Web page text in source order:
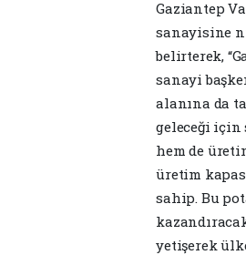
Gaziantep
sanayisine
belirterek,
sanayi
alanına da
geleceği için
hem de
üretim
sahip. Bu
yetişerek